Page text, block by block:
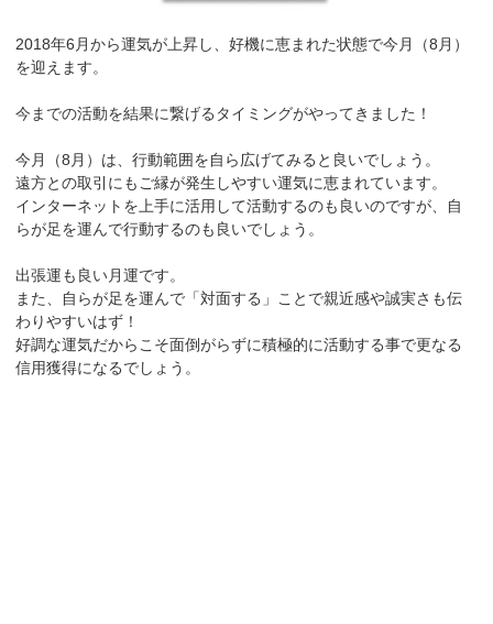
2018年6月から運気が上昇し、好機に恵まれた状態で今月（8月）
を迎えます。
今までの活動を結果に繋げるタイミングがやってきました！
今月（8月）は、行動範囲を自ら広げてみると良いでしょう。
遠方との取引にもご縁が発生しやすい運気に恵まれています。
インターネットを上手に活用して活動するのも良いのですが、自
らが足を運んで行動するのも良いでしょう。
出張運も良い月運です。
また、自らが足を運んで「対面する」ことで親近感や誠実さも伝
わりやすいはず！
好調な運気だからこそ面倒がらずに積極的に活動する事で更なる
信用獲得になるでしょう。